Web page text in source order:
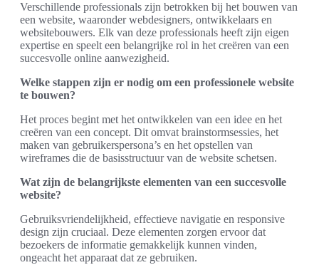
Verschillende professionals zijn betrokken bij het bouwen van
een website, waaronder webdesigners, ontwikkelaars en
websitebouwers. Elk van deze professionals heeft zijn eigen
expertise en speelt een belangrijke rol in het creëren van een
succesvolle online aanwezigheid.
Welke stappen zijn er nodig om een professionele website
te bouwen?
Het proces begint met het ontwikkelen van een idee en het
creëren van een concept. Dit omvat brainstormsessies, het
maken van gebruikerspersona’s en het opstellen van
wireframes die de basisstructuur van de website schetsen.
Wat zijn de belangrijkste elementen van een succesvolle
website?
Gebruiksvriendelijkheid, effectieve navigatie en responsive
design zijn cruciaal. Deze elementen zorgen ervoor dat
bezoekers de informatie gemakkelijk kunnen vinden,
ongeacht het apparaat dat ze gebruiken.